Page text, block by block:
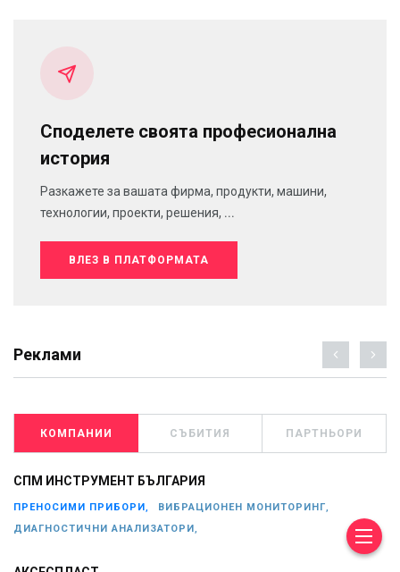
Споделете своята професионална
история
Разкажете за вашата фирма, продукти, машини,
технологии, проекти, решения, ...
ВЛЕЗ В ПЛАТФОРМАТА
Реклами
КОМПАНИИ СЪБИТИЯ ПАРТНЬОРИ
СПМ ИНСТРУМЕНТ БЪЛГАРИЯ
ПРЕНОСИМИ ПРИБОРИ,
ВИБРАЦИОНЕН МОНИТОРИНГ,
ДИАГНОСТИЧНИ АНАЛИЗАТОРИ,